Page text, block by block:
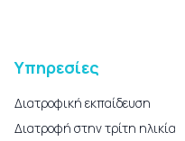
Υπηρεσίες
Διατροφική εκπαίδευση
Διατροφή στην τρίτη ηλικία